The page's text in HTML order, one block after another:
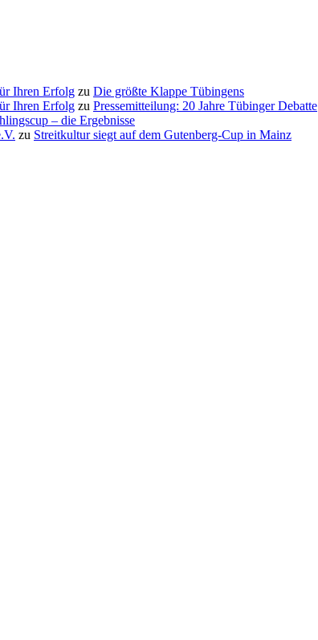
Ihren Erfolg zu Die größte Klappe Tübingens
Ihren Erfolg zu Pressemitteilung: 20 Jahre Tübinger Debatte
– die Ergebnisse
zu Streitkultur siegt auf dem Gutenberg-Cup in Mainz